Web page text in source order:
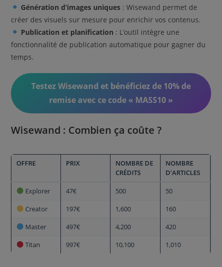
Génération d’images uniques : Wisewand permet de
créer des visuels sur mesure pour enrichir vos contenus.
Publication et planification : L’outil intègre une
fonctionnalité de publication automatique pour gagner du
temps.
Testez Wisewand et bénéficiez de 10% de
remise avec ce code « MASS10 »
Wisewand : Combien ça coûte ?
OFFRE PRIX
NOMBRE DE
CRÉDITS
NOMBRE
D’ARTICLES
Explorer 47€ 500
50
Creator
197€ 1,600
160
Master
497€ 4,200
420
Titan
997€ 10,100 1,010